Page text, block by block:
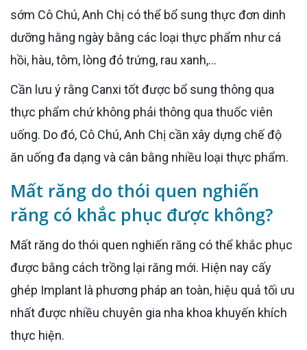
sớm Cô Chú, Anh Chị có thể bổ sung thực đơn dinh
dưỡng hằng ngày bằng các loại thực phẩm như cá
hồi, hàu, tôm, lòng đỏ trứng, rau xanh,…
Cần lưu ý rằng Canxi tốt được bổ sung thông qua
thực phẩm chứ không phải thông qua thuốc viên
uống. Do đó, Cô Chú, Anh Chị cần xây dựng chế độ
ăn uống đa dạng và cân bằng nhiều loại thực phẩm.
Mất răng do thói quen nghiến
răng có khắc phục được không?
Mất răng do thói quen nghiến răng có thể khắc phục
được bằng cách trồng lại răng mới. Hiện nay cấy
ghép Implant là phương pháp an toàn, hiệu quả tối ưu
nhất được nhiều chuyên gia nha khoa khuyến khích
thực hiện.